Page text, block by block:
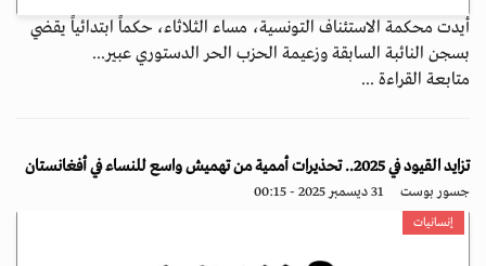
أيدت محكمة الاستئناف التونسية، مساء الثلاثاء، حكماً ابتدائياً يقضي
بسجن النائبة السابقة وزعيمة الحزب الحر الدستوري عبير...
متابعة القراءة ...
تزايد القيود في 2025.. تحذيرات أممية من تهميش واسع للنساء في أفغانستان
جسور بوست 31 ديسمبر 2025 - 00:15
إنسانيات